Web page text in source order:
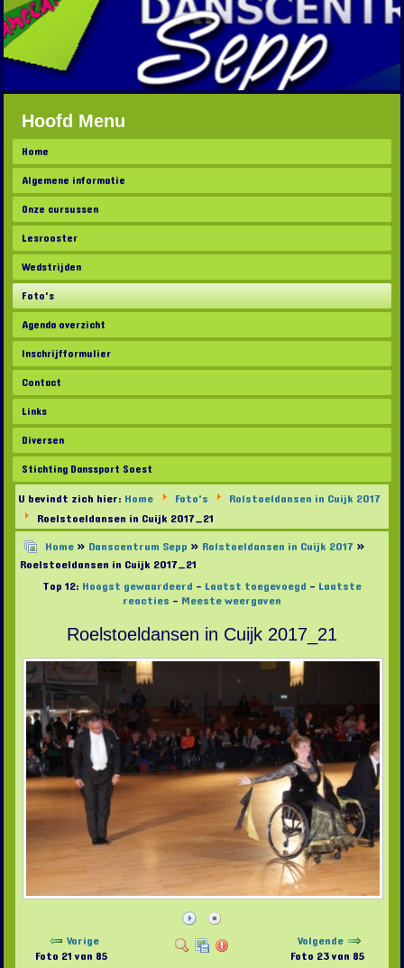
Hoofd Menu
Home
Algemene informatie
Onze cursussen
Lesrooster
Wedstrijden
Foto's
Agenda overzicht
Inschrijfformulier
Contact
Links
Diversen
Stichting Danssport Soest
U bevindt zich hier: Home Foto's
Rolstoeldansen in Cuijk 2017
Roelstoeldansen in Cuijk 2017_21
Home» Danscentrum Sepp » Rolstoeldansen in Cuijk 2017»
Roelstoeldansen in Cuijk 2017_21
Top 12: Hoogst gewaardeerd - Laatst toegevoegd - Laatste
reacties - Meeste weergaven
Roelstoeldansen in Cuijk 2017_21
Vorige
Foto 21 van 85
Volgende
Foto 23 van 85